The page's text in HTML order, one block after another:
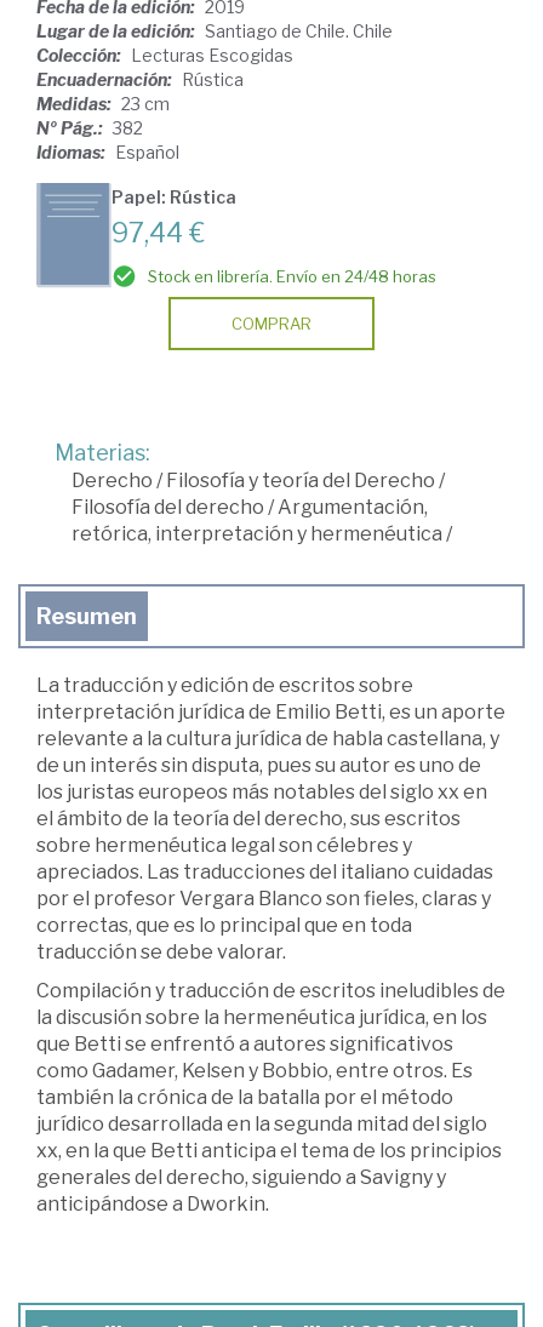
Fecha de la edición: 2019
Lugar de la edición: Santiago de Chile. Chile
Colección: Lecturas Escogidas
Encuadernación: Rústica
Medidas: 23 cm
Nº Pág.: 382
Idiomas: Español
Papel: Rústica
97,44 €
Stock en librería. Envío en 24/48 horas
COMPRAR
Materias:
Derecho / Filosofía y teoría del Derecho /
Filosofía del derecho /Argumentación,
retórica, interpretación y hermenéutica /
Resumen
La traducción y edición de escritos sobre
interpretación jurídica de Emilio Betti, es un aporte
relevante a la cultura jurídica de habla castellana, y
de un interés sin disputa, pues su autor es uno de
los juristas europeos más notables del siglo xx en
el ámbito de la teoría del derecho, sus escritos
sobre hermenéutica legal son célebres y
apreciados. Las traducciones del italiano cuidadas
por el profesor Vergara Blanco son fieles, claras y
correctas, que es lo principal que en toda
traducción se debe valorar.
Compilación y traducción de escritos ineludibles de
la discusión sobre la hermenéutica jurídica, en los
que Betti se enfrentó a autores significativos
como Gadamer, Kelsen y Bobbio, entre otros. Es
también la crónica de la batalla por el método
jurídico desarrollada en la segunda mitad del siglo
xx, en la que Betti anticipa el tema de los principios
generales del derecho, siguiendo a Savigny y
anticipándose a Dworkin.